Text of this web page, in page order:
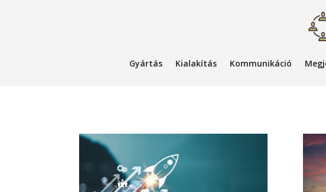
Gyártás Kialakítás Kommunikáció